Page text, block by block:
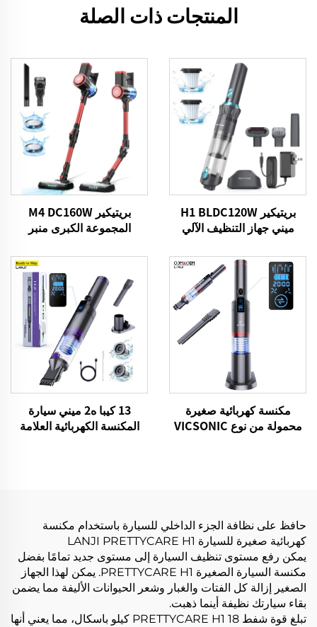
المنتجات ذات الصلة
بريتيكير H1 BLDC120W
ميني جهاز التنظيف الآلي
بريتيكير M4 DC160W
المجموعة الكبرى منبر
منزل الأرضية السجادة
مكنسة كهربائية صغيرة
محمولة من نوع VICSONIC
13 كيبا ه2 ميني سيارة
المكنسة الكهربائية العلامة
حافظ على نظافة الجزء الداخلي للسيارة باستخدام مكنسة
كهربائية صغيرة للسيارة LANJI PRETTYCARE H1
يمكن رفع مستوى تنظيف السيارة إلى مستوى جديد تمامًا بفضل
مكنسة السيارة الصغيرة PRETTYCARE H1. يمكن لهذا الجهاز
الصغير إزالة كل الفتات والغبار وشعر الحيوانات الأليفة مما يضمن
بقاء سيارتك نظيفة أينما ذهبت.
تبلغ قوة شفط PRETTYCARE H1 18 كيلو باسكال، مما يعني أنها